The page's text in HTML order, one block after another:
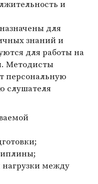
и
для
знаний и
для работы на
Методисты
персональную
слушателя
нагрузки между